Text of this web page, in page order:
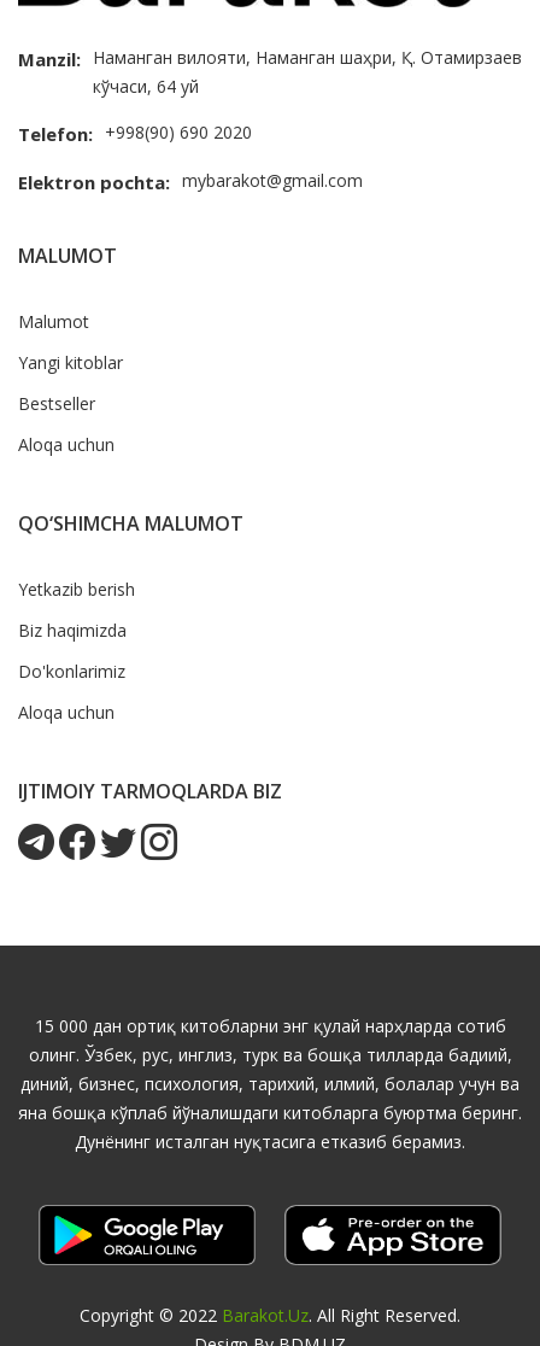
Manzil: Наманган вилояти, Наманган шаҳри, Қ. Отамирзаев
кўчаси, 64 уй
Telefon: +998(90) 690 2020
Elektron pochta: mybarakot@gmail.com
MALUMOT
Malumot
Yangi kitoblar
Bestseller
Aloqa uchun
QO‘SHIMCHA MALUMOT
Yetkazib berish
Biz haqimizda
Do'konlarimiz
Aloqa uchun
IJTIMOIY TARMOQLARDA BIZ
15 000 дан ортиқ китобларни энг қулай нарҳларда сотиб
олинг. Ўзбек, рус, инглиз, турк ва бошқа тилларда бадиий,
диний, бизнес, психология, тарихий, илмий, болалар учун ва
яна бошқа кўплаб йўналишдаги китобларга буюртма беринг.
Дунёнинг исталган нуқтасига етказиб берамиз.
Copyright © 2022 Barakot.uz. All Right Reserved.